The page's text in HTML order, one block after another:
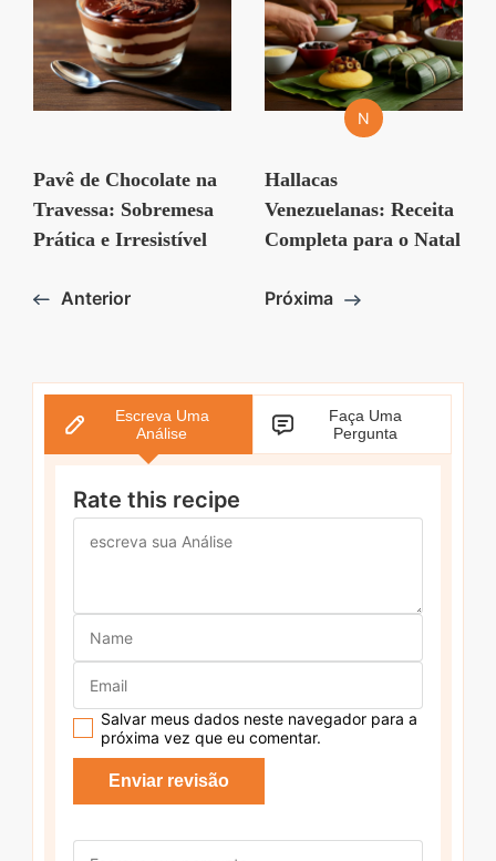
Pavê de Chocolate na
Travessa: Sobremesa
Prática e Irresistível
Anterior
N
Hallacas
Venezuelanas: Receita
Completa para o Natal
Próxima
Escreva Uma
Análise
Faça Uma
Pergunta
Rate this recipe
Salvar meus dados neste navegador para a
próxima vez que eu comentar.